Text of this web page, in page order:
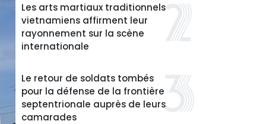
Les arts martiaux traditionnels
vietnamiens affirment leur
rayonnement sur la scène
internationale
Le retour de soldats tombés
pour la défense de la frontière
septentrionale auprès de leurs
camarades